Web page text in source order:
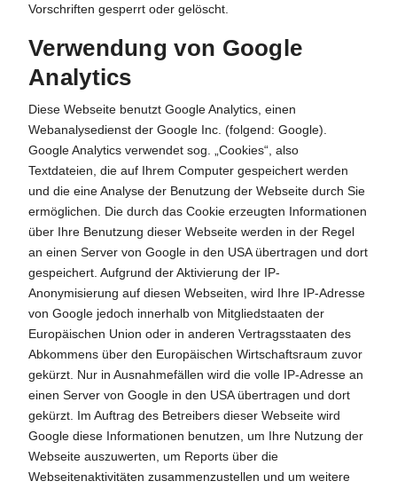
Vorschriften gesperrt oder gelöscht.
Verwendung von Google
Analytics
Diese Webseite benutzt Google Analytics, einen
Webanalysedienst der Google Inc. (folgend: Google).
Google Analytics verwendet sog. „Cookies“, also
Textdateien, die auf Ihrem Computer gespeichert werden
und die eine Analyse der Benutzung der Webseite durch Sie
ermöglichen. Die durch das Cookie erzeugten Informationen
über Ihre Benutzung dieser Webseite werden in der Regel
an einen Server von Google in den USA übertragen und dort
gespeichert. Aufgrund der Aktivierung der IP-
Anonymisierung auf diesen Webseiten, wird Ihre IP-Adresse
von Google jedoch innerhalb von Mitgliedstaaten der
Europäischen Union oder in anderen Vertragsstaaten des
Abkommens über den Europäischen Wirtschaftsraum zuvor
gekürzt. Nur in Ausnahmefällen wird die volle IP-Adresse an
einen Server von Google in den USA übertragen und dort
gekürzt. Im Auftrag des Betreibers dieser Webseite wird
Google diese Informationen benutzen, um Ihre Nutzung der
Webseite auszuwerten, um Reports über die
Webseitenaktivitäten zusammenzustellen und um weitere